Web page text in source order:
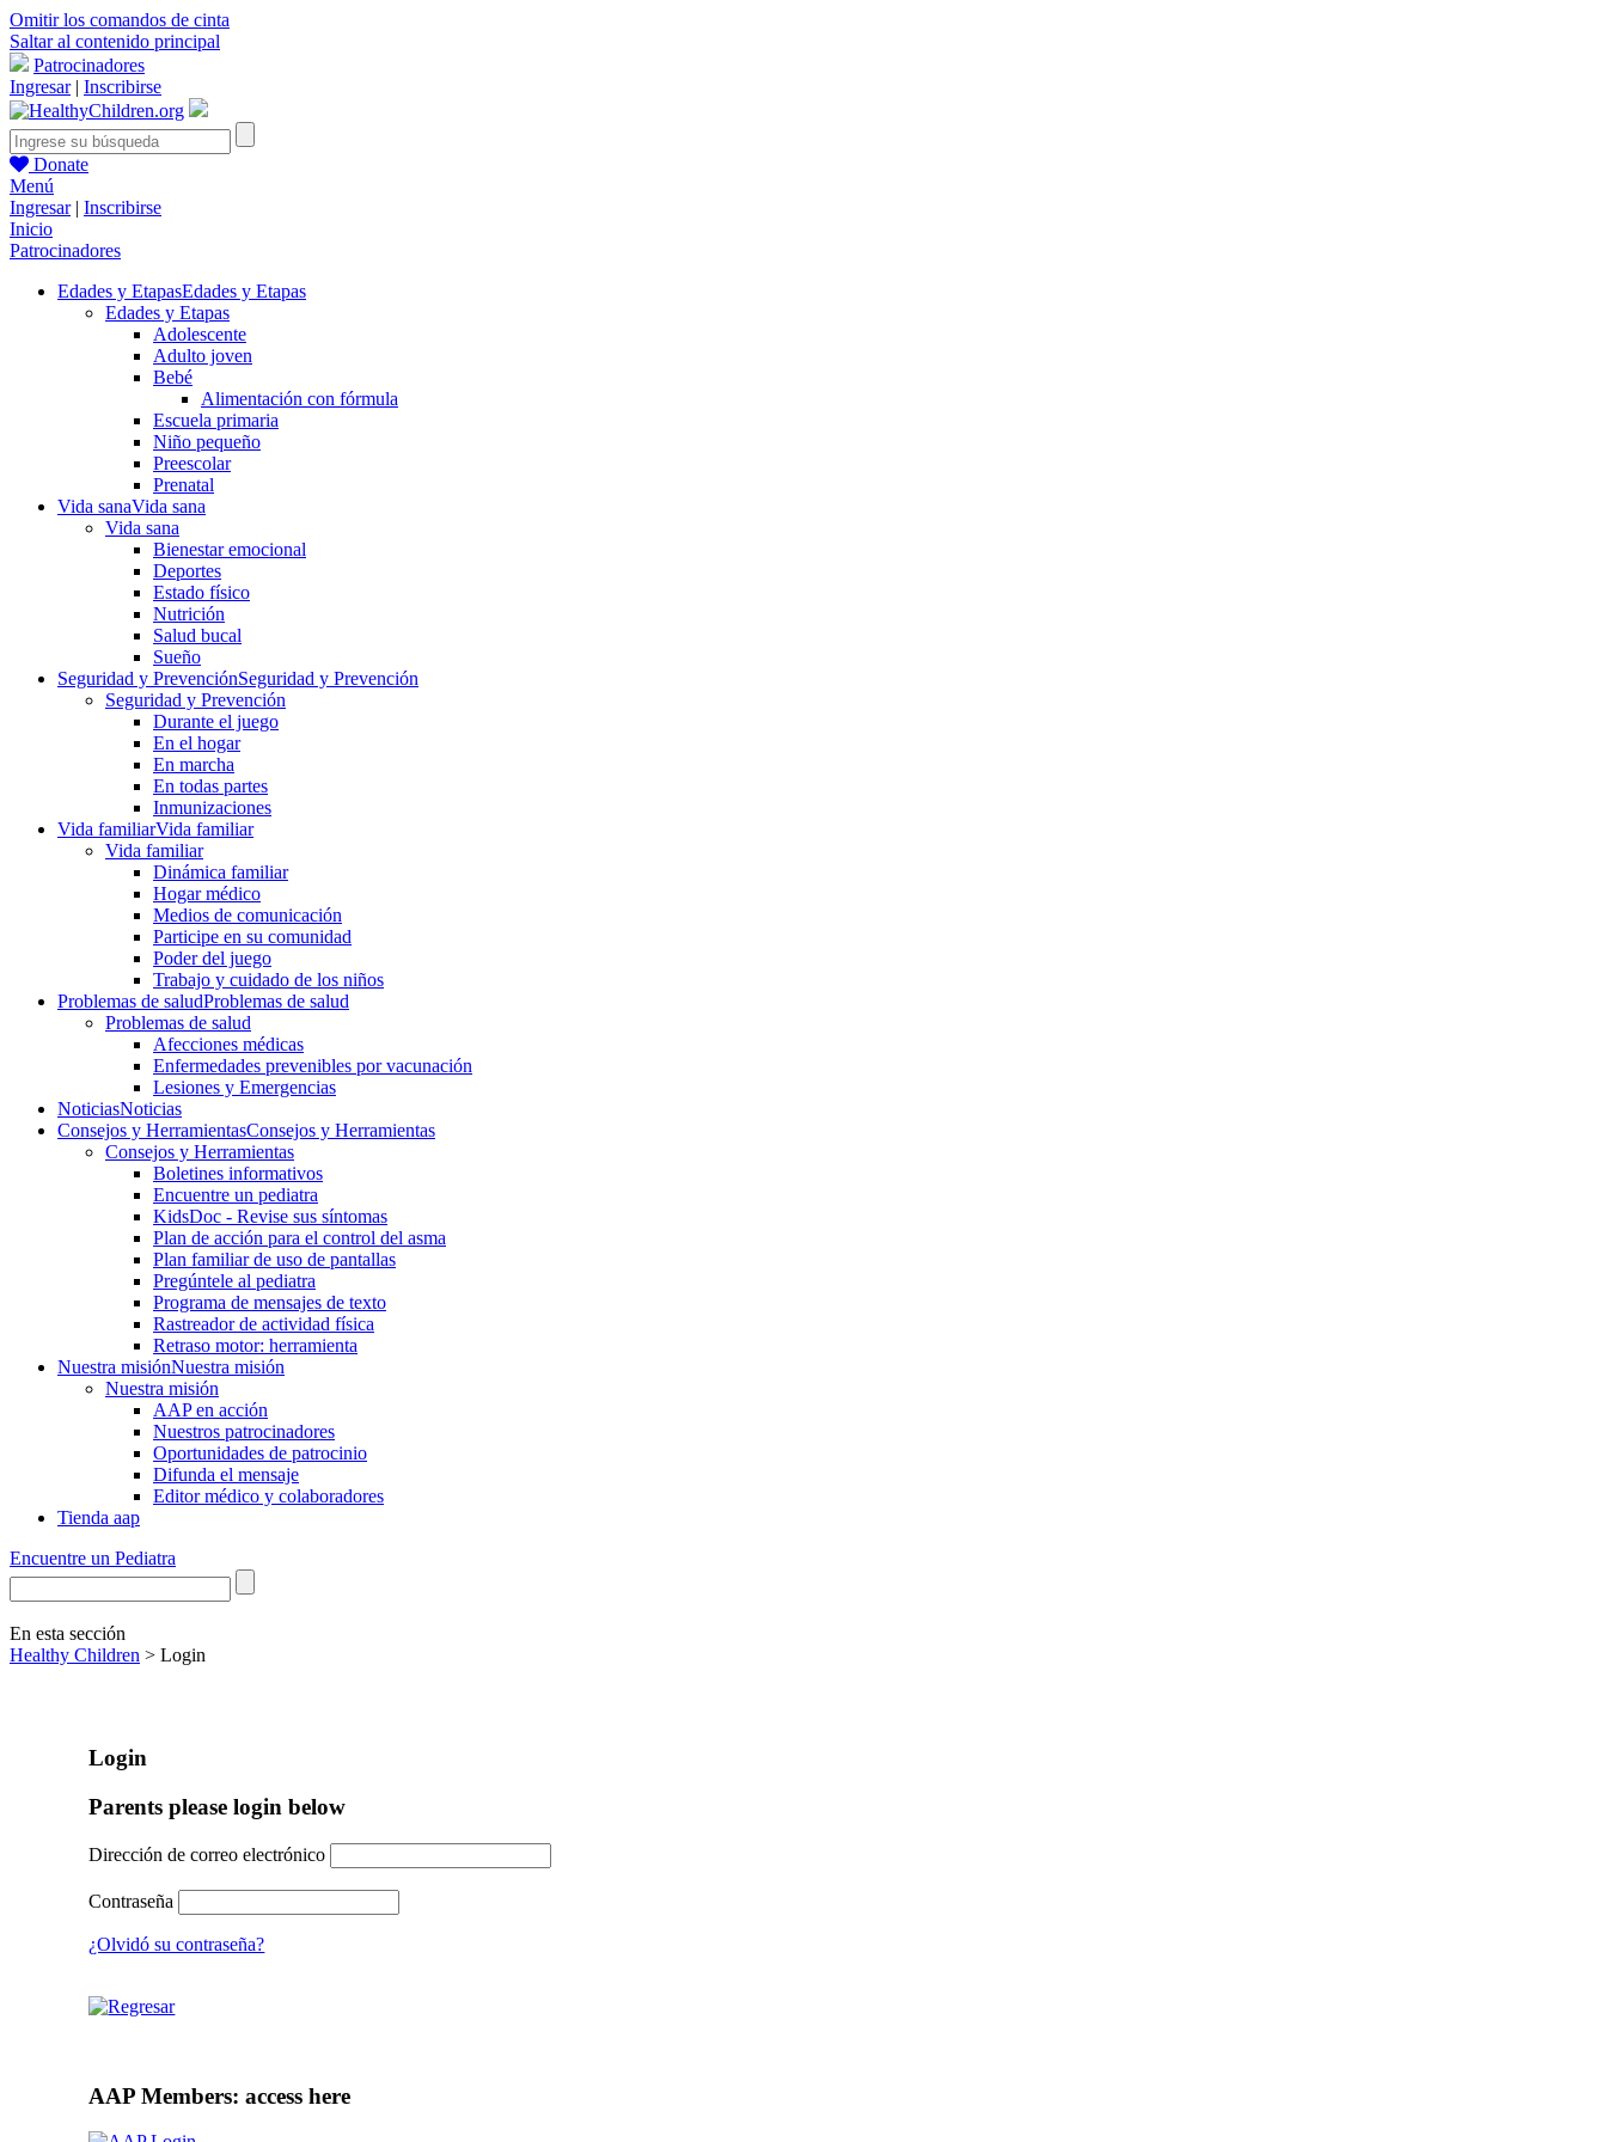
Omitir los comandos de cinta
Saltar al contenido principal
Patrocinadores
Ingresar| Inscribirse
Donate
Menú
Ingresar| Inscribirse
Inicio
Patrocinadores
Edades y EtapasEdades y Etapas
Edades y Etapas
Adolescente
Adulto joven
Bebé
Alimentación con fórmula
Escuela primaria
Niño pequeño
Preescolar
Prenatal
Vida sanaVida sana
Vida sana
Bienestar emocional
Deportes
Estado físico
Nutrición
Salud bucal
Sueño
Seguridad y PrevenciónSeguridad y Prevención
Seguridad y Prevención
Durante el juego
En el hogar
En marcha
En todas partes
Inmunizaciones
Vida familiarVida familiar
Vida familiar
Dinámica familiar
Hogar médico
Medios de comunicación
Participe en su comunidad
Poder del juego
Trabajo y cuidado de los niños
Problemas de saludProblemas de salud
Problemas de salud
Afecciones médicas
Enfermedades prevenibles por vacunación
Lesiones y Emergencias
NoticiasNoticias
Consejos y HerramientasConsejos y Herramientas
Consejos y Herramientas
Boletines informativos
Encuentre un pediatra
KidsDoc - Revise sus síntomas
Plan de acción para el control del asma
Plan familiar de uso de pantallas
Pregúntele al pediatra
Programa de mensajes de texto
Rastre​​ador de activida​d física
Retraso motor: herramienta
Nuestra misiónNuestra misión
Nuestra misión
AAP en acción
Nuestros patrocinadores
Oportunidades de patrocinio
Difunda el mensaje
Editor médico y colaboradores
Tienda aap
Encuentre un Pediatra
En esta sección
Healthy Children > Login
Login
Parents please login below
Dirección de correo electrónico
Contraseña
¿Olvidó su contraseña?
AAP Members: access here